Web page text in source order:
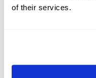
of their services.